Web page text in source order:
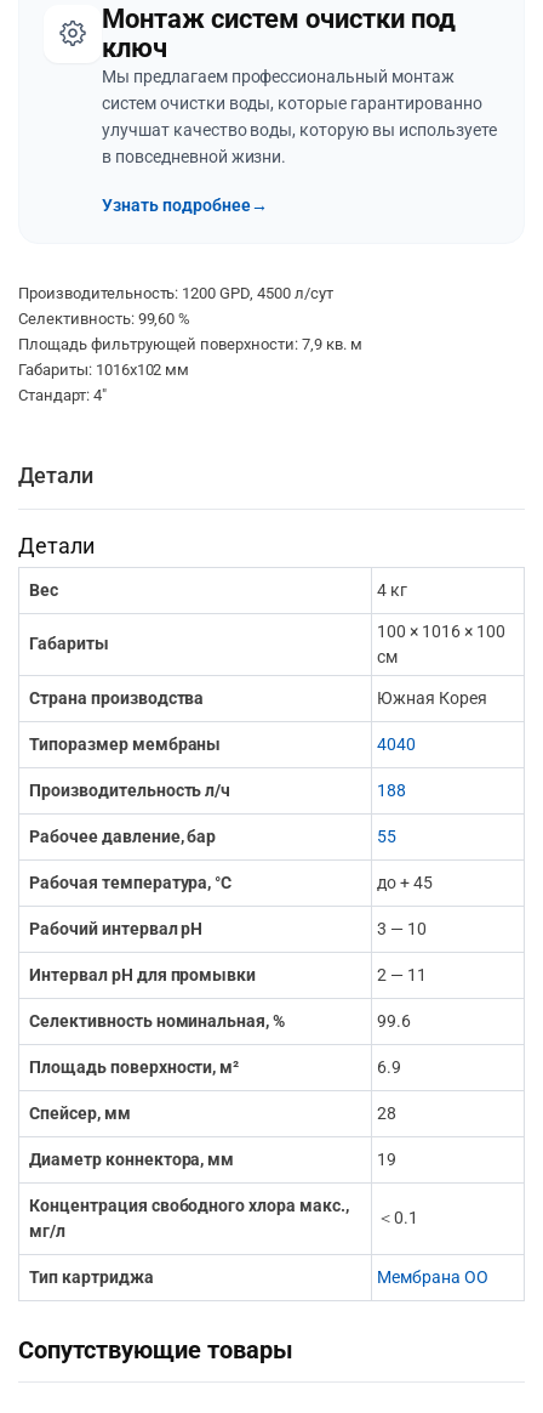
Монтаж систем очистки под
ключ
Мы предлагаем профессиональный монтаж
систем очистки воды, которые гарантированно
улучшат качество воды, которую вы используете
в повседневной жизни.
Узнать подробнее→
Производительность: 1200 GPD, 4500 л/сут
Селективность: 99,60 %
Площадь фильтрующей поверхности: 7,9 кв. м
Габариты: 1016х102 мм
Стандарт: 4″
Детали
Детали
Вес 4 кг
Габариты
100 × 1016 × 100
см
Страна производства Южная Корея
Типоразмер мембраны 4040
Производительность л/ч 188
Рабочее давление, бар 55
Рабочая температура, °С до + 45
Рабочий интервал pH 3 — 10
Интервал pH для промывки 2 — 11
Селективность номинальная, % 99.6
Площадь поверхности, м² 6.9
Спейсер, мм 28
Диаметр коннектора, мм 19
Концентрация свободного хлора макс.,
мг/л
＜0.1
Тип картриджа Мембрана ОО
Сопутствующие товары